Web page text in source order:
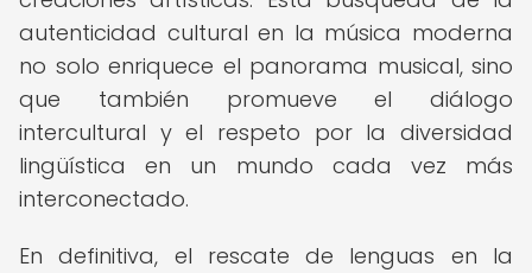
autenticidad cultural en la música moderna
no solo enriquece el panorama musical, sino
que también promueve el diálogo
intercultural y el respeto por la diversidad
lingüística en un mundo cada vez más
interconectado.
En definitiva, el rescate de lenguas en la